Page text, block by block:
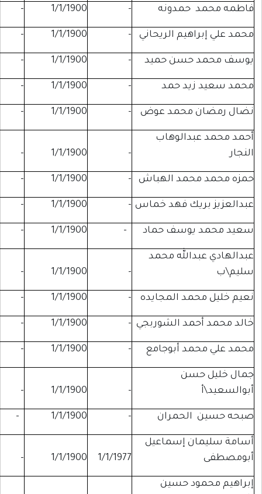
-
1/1/1900
-
الريحاني -
1/1/1900
-
حميد -
1/1/1900
-
حمد -
1/1/1900
-
محمد عوض -
1/1/1900
-
1/1/1900
-
الهباش -
1/1/1900
-
فهد خماس -
1/1/1900
-
حماد -
1/1/1900
-
محمد
1/1/1900
-
المجايده -
1/1/1900
-
الشوربجي -
1/1/1900
-
أبوجامع -
1/1/1900
-
1/1/1900
-
-
1/1/1900
-
إسماعيل
1/1/1900
-
حسين